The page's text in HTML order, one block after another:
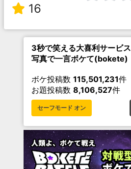
16
3秒で笑える大喜利サービス
写真で一言ボケて(bokete)
ボケ投稿数 115,501,231件
お題投稿数 8,106,527件
セーフモード オン